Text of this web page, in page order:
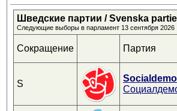
Шведские партии / Svenska
Следующие выборы в парламент 13 сентября 2026
Сокращение Партия
S